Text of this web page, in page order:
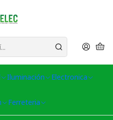
Iluminación Electronica
Ferreteria